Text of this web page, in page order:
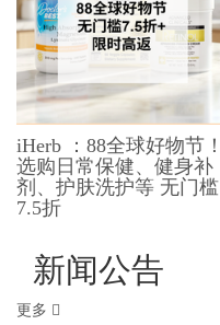
iHerb ：88全球好物节！
选购日常保健、健身补
剂、护肤洗护等 无门槛
7.5折
新闻公告
更多